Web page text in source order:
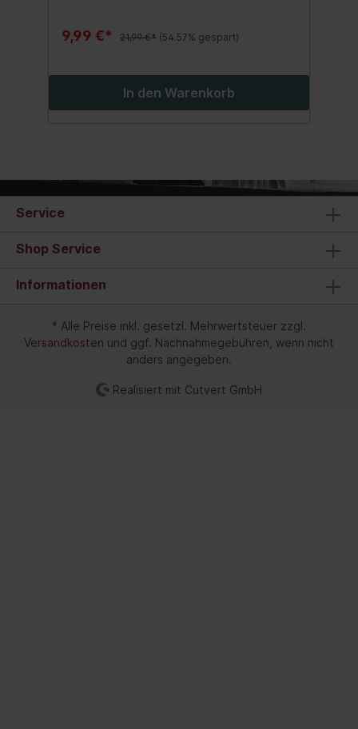
9,99 €* 21,99 €* (54.57% gespart)
In den Warenkorb
Service
Shop Service
Informationen
* Alle Preise inkl. gesetzl. Mehrwertsteuer zzgl.
Versandkosten und ggf. Nachnahmegebühren, wenn nicht
anders angegeben.
Realisiert mit Cutvert GmbH